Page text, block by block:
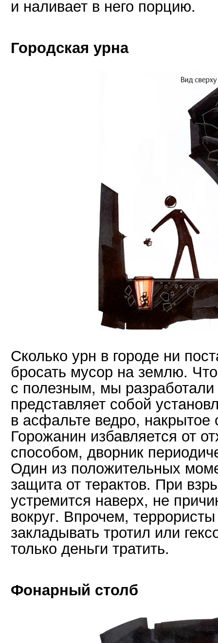
и наливает в него порцию.
Городская урна
Сколько урн в городе ни
бросать мусор на землю.
с полезным, мы
представляет собой
в асфальте ведро, накрытое
Горожанин избавляется от
способом, дворник
Один из положительных
защита от терактов. При
устремится наверх, не
вокруг. Впрочем,
закладывать тротил или
только деньги тратить.
Фонарный столб